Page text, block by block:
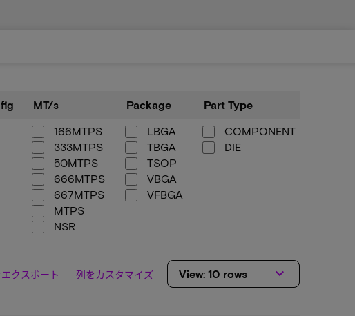
MT/s
166MTPS
333MTPS
50MTPS
666MTPS
667MTPS
MTPS
NSR
Package
LBGA
TBGA
TSOP
VBGA
VFBGA
Type
Part Type
COMPONENT
DIE
クスポート 列をカスタマイズ View: 10 rows keyboard_arrow_down